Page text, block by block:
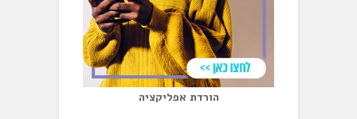
הורדת אפליקציה